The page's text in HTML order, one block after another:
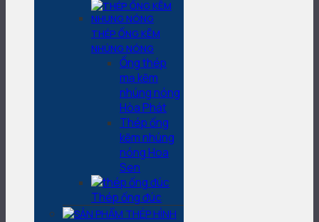
THÉP ỐNG KẼM
NHÚNG NÓNG
Ống thép
mạ kẽm
nhúng nóng
Hòa Phát
Thép ống
kẽm nhúng
nóng Hoa
Sen
Thép ống đúc